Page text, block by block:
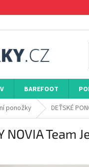
BAREFOOT
ponožky DEŤSKÉ
NOVIA